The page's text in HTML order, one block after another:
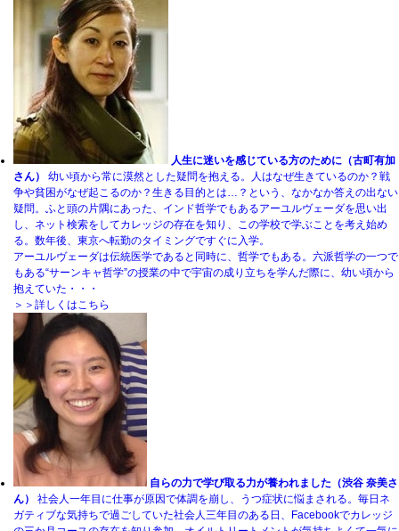
人生に迷いを感じている方のために（古町有加
さん）
幼い頃から常に漠然とした疑問を抱える。人はなぜ生きているのか？戦
争や貧困がなぜ起こるのか？生きる目的とは…？という、なかなか答えの出ない
疑問。ふと頭の片隅にあった、インド哲学でもあるアーユルヴェーダを思い出
し、ネット検索をしてカレッジの存在を知り、この学校で学ぶことを考え始め
る。数年後、東京へ転勤のタイミングですぐに入学。
アーユルヴェーダは伝統医学であると同時に、哲学でもある。六派哲学の一つで
もある“サーンキャ哲学”の授業の中で宇宙の成り立ちを学んだ際に、幼い頃から
抱えていた・・・
＞＞詳しくはこちら
自らの力で学び取る力が養われました（渋谷 奈美さ
ん）
社会人一年目に仕事が原因で体調を崩し、うつ症状に悩まされる。毎日ネ
ガティブな気持ちで過ごしていた社会人三年目のある日、Facebookでカレッジ